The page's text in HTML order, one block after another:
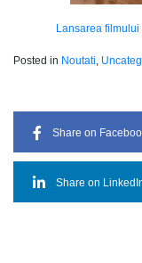
Lansarea filmului
Posted in Noutati,
Share on
Share on